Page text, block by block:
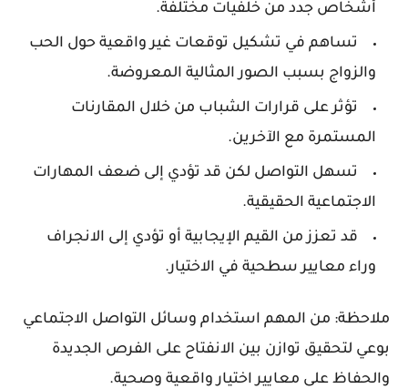
أشخاص جدد من خلفيات مختلفة.
تساهم في تشكيل توقعات غير واقعية حول الحب
والزواج بسبب الصور المثالية المعروضة.
تؤثر على قرارات الشباب من خلال المقارنات
المستمرة مع الآخرين.
تسهل التواصل لكن قد تؤدي إلى ضعف المهارات
الاجتماعية الحقيقية.
قد تعزز من القيم الإيجابية أو تؤدي إلى الانجراف
وراء معايير سطحية في الاختيار.
ملاحظة: من المهم استخدام وسائل التواصل الاجتماعي
بوعي لتحقيق توازن بين الانفتاح على الفرص الجديدة
والحفاظ على معايير اختيار واقعية وصحية.